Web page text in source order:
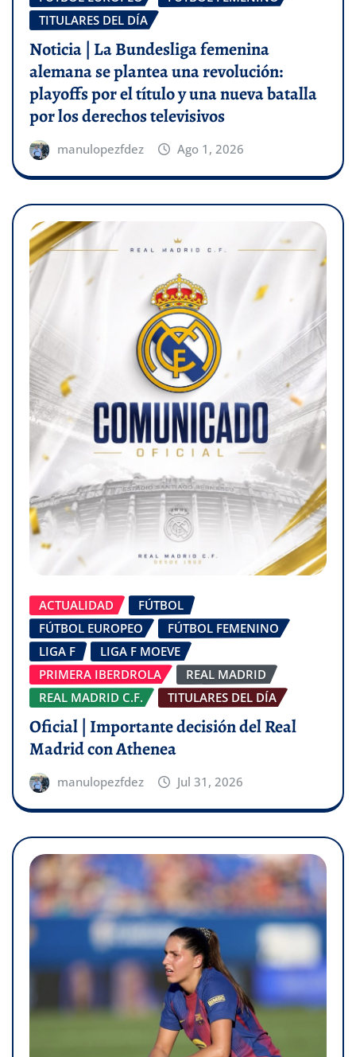
TITULARES DEL DÍA
Noticia | La Bundesliga femenina
alemana se plantea una revolución:
playoffs por el título y una nueva batalla
por los derechos televisivos
manulopezfdez Ago 1, 2026
ACTUALIDAD
FÚTBOL
FÚTBOL EUROPEO
FÚTBOL FEMENINO
LIGA F
LIGA F MOEVE
PRIMERA IBERDROLA
REAL MADRID
REAL MADRID C.F.
TITULARES DEL DÍA
Oficial | Importante decisión del Real
Madrid con Athenea
manulopezfdez Jul 31, 2026